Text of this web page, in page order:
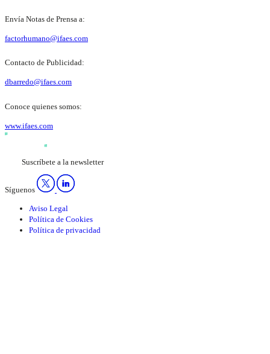
Envía Notas de Prensa a:
factorhumano@ifaes.com
Contacto de Publicidad:
dbarredo@ifaes.com
Conoce quienes somos:
www.ifaes.com
Suscríbete a la newsletter
Síguenos
Aviso Legal
Política de Cookies
Política de privacidad